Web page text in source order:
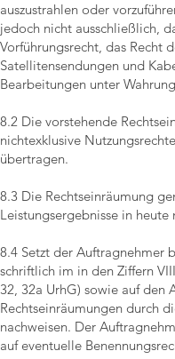
auszustrahlen oder
jedoch nicht ausschließlich,
Vorführungsrecht, das Recht
Satellitensendungen und
Bearbeitungen unter
8.2 Die vorstehende
nichtexklusive
übertragen.
8.3 Die Rechtseinräumung
Leistungsergebnisse in
8.4 Setzt der Auftragnehmer
schriftlich im in den Ziffern
32, 32a UrhG) sowie auf den
Rechtseinräumungen durch
nachweisen. Der
auf eventuelle